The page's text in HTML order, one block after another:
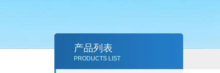
产品列表
PRODUCTS LIST